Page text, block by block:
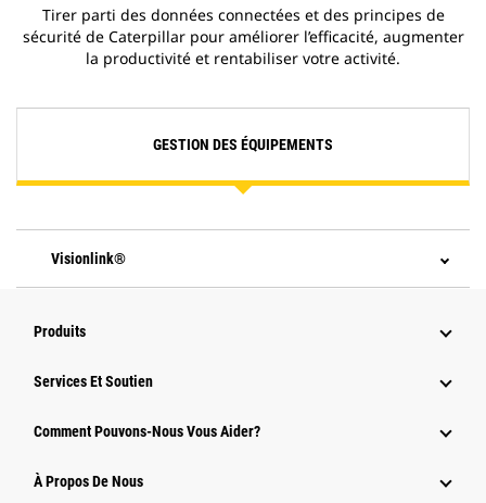
Tirer parti des données connectées et des principes de
sécurité de Caterpillar pour améliorer l’efficacité, augmenter
la productivité et rentabiliser votre activité.
GESTION DES ÉQUIPEMENTS
Visionlink®
Produits
Services Et Soutien
Comment Pouvons-Nous Vous Aider?
À Propos De Nous